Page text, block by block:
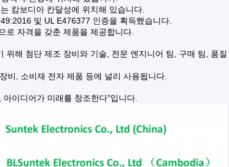
캄보디아 칸달성에 위치해 있습니다.
및 UL E476377 인증을 획득했습니다.
로 자격을 갖춘 제품을 제공합니다.
위해 첨단 제조 장비와 기술, 전문 엔지니어 팀, 구매 팀, 품
비, 소비재 전자 제품 등에 널리 사용됩니다.
이디어가 미래를 창조한다"입니다.